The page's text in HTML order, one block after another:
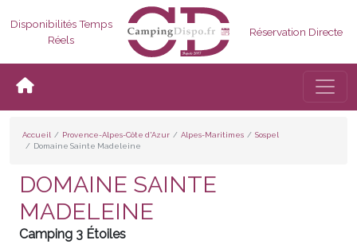
Disponibilités Temps
Réels
Réservation Directe
Accueil Provence-Alpes-Côte d'Azur Alpes-Maritimes
Sospel
Domaine Sainte Madeleine
DOMAINE SAINTE
MADELEINE
Camping 3 Étoiles